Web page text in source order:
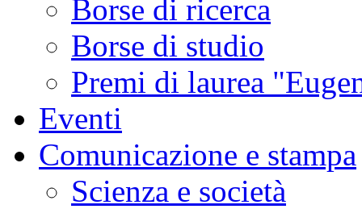
Borse di ricerca
Borse di studio
Premi di laurea
Eventi
Comunicazione e stampa
Scienza e società